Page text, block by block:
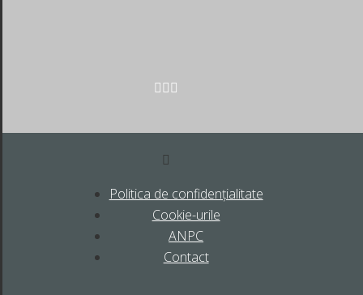
Politica de confidențialitate
Cookie-urile
ANPC
Contact